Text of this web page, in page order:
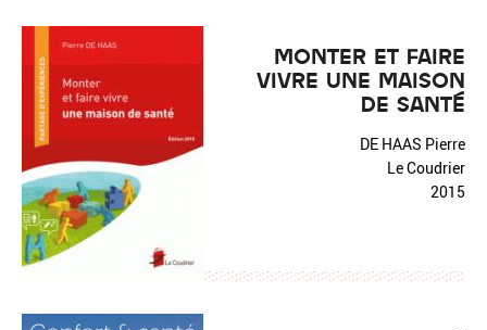
MONTER ET FAIRE
VIVRE UNE MAISON
DE SANTÉ
DE HAAS Pierre
Le Coudrier
2015